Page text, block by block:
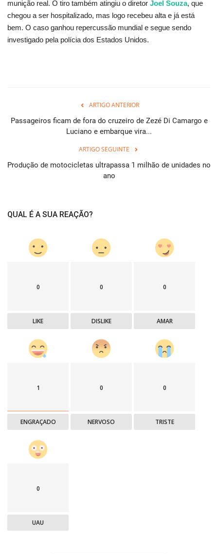
munição real. O tiro também atingiu o diretor Joel Souza, que
chegou a ser hospitalizado, mas logo recebeu alta e já está
bem. O caso ganhou repercussão mundial e segue sendo
investigado pela polícia dos Estados Unidos.
ARTIGO ANTERIOR
Passageiros ficam de fora do cruzeiro de Zezé Di Camargo e
Luciano e embarque vira...
ARTIGO SEGUINTE
Produção de motocicletas ultrapassa 1 milhão de unidades no
ano
QUAL É A SUA REAÇÃO?
0
LIKE
0
DISLIKE
0
AMAR
1
ENGRAÇADO
0
NERVOSO
0
TRISTE
0
UAU